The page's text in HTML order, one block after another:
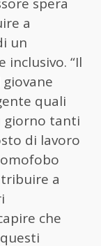
a
un
“Il
quali
giorno tanti
di lavoro
a
che